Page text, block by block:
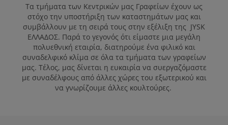
Open Positions JYSK Greece
Open Positions JYSK Cyprus
Τα τμήματα των Κεντρικών μας Γραφείων έχουν ως
στόχο την υποστήριξη των καταστημάτων μας και
συμβάλλουν με τη σειρά τους στην εξέλιξη της JYSK
ΕΛΛΑΔΟΣ. Παρά το γεγονός ότι είμαστε μια μεγάλη
πολυεθνική εταιρία, διατηρούμε ένα φιλικό και
συναδελφικό κλίμα σε όλα τα τμήματα των γραφείων
μας. Τέλος, μας δίνεται η ευκαιρία να συεργαζόμαστε
με συναδέλφους από άλλες χώρες του εξωτερικού και
να γνωρίζουμε άλλες κουλτούρες.